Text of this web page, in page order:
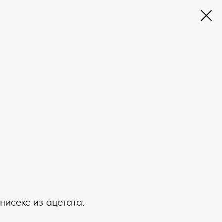
из ацетата.